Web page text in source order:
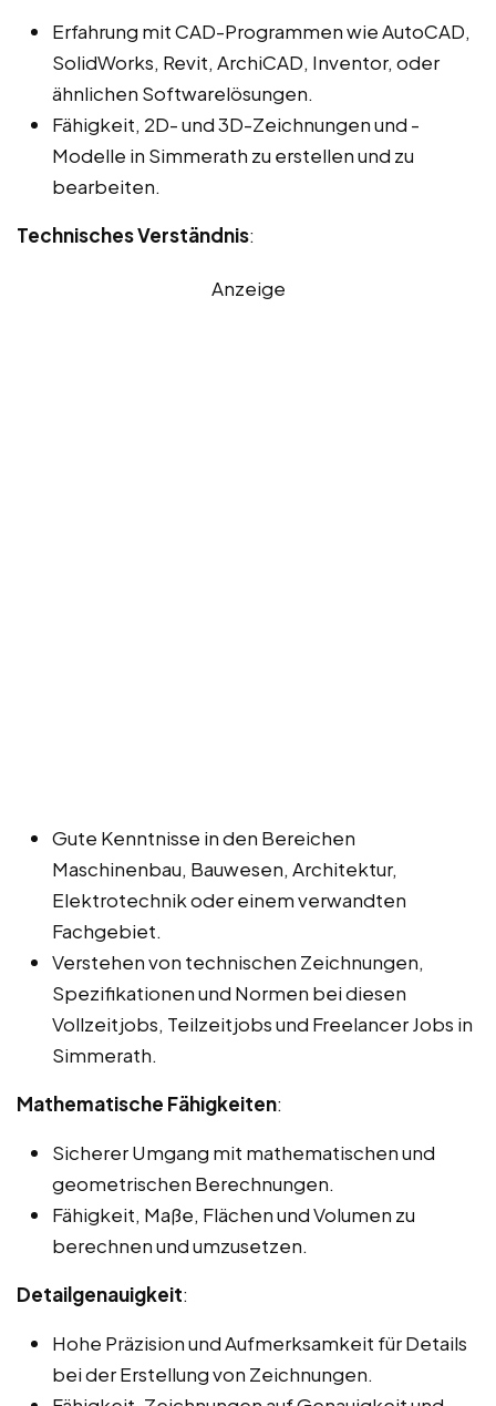
Erfahrung mit CAD-Programmen wie AutoCAD,
SolidWorks, Revit, ArchiCAD, Inventor, oder
ähnlichen Softwarelösungen.
Fähigkeit, 2D- und 3D-Zeichnungen und -
Modelle in Simmerath zu erstellen und zu
bearbeiten.
Technisches Verständnis:
Anzeige
Gute Kenntnisse in den Bereichen
Maschinenbau, Bauwesen, Architektur,
Elektrotechnik oder einem verwandten
Fachgebiet.
Verstehen von technischen Zeichnungen,
Spezifikationen und Normen bei diesen
Vollzeitjobs, Teilzeitjobs und Freelancer Jobs in
Simmerath.
Mathematische Fähigkeiten:
Sicherer Umgang mit mathematischen und
geometrischen Berechnungen.
Fähigkeit, Maße, Flächen und Volumen zu
berechnen und umzusetzen.
Detailgenauigkeit:
Hohe Präzision und Aufmerksamkeit für Details
bei der Erstellung von Zeichnungen.